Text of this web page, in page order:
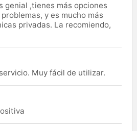
genial ,tienes más opciones
y es mucho más
privadas. La recomiendo,
Muy fácil de utilizar.